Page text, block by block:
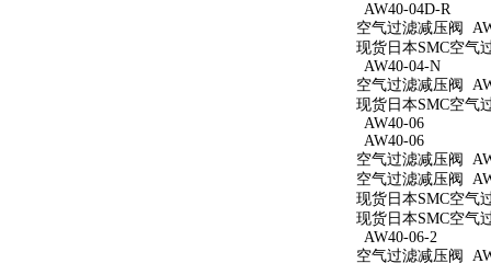
AW40-04D-R
空气过滤减压阀
现货日本SMC空气
AW40-04-N
空气过滤减压阀
现货日本SMC空气
AW40-06
AW40-06
空气过滤减压阀
空气过滤减压阀
现货日本SMC空气
现货日本SMC空气
AW40-06-2
空气过滤减压阀